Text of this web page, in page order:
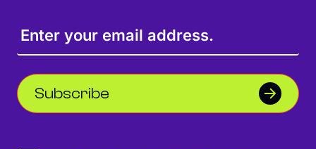
Subscribe